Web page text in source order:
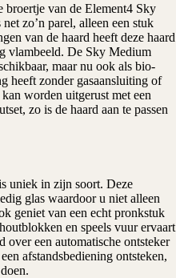
van de Element4 Sky
zo’n parel, alleen een stuk
van de haard heeft deze haard
vlambeeld. De Sky Medium
maar nu ook als bio-
heeft zonder gasaansluiting of
worden uitgerust met een
zo is de haard aan te passen
uniek in zijn soort. Deze
glas waardoor u niet alleen
geniet van een echt pronkstuk
en speels vuur ervaart
over een automatische ontsteker
afstandsbediening ontsteken,